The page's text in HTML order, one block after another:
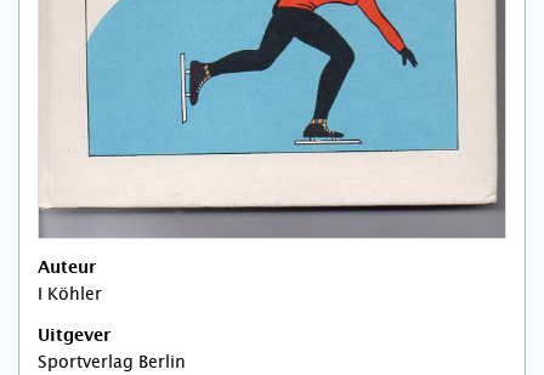
Auteur
I Köhler
Uitgever
Sportverlag Berlin